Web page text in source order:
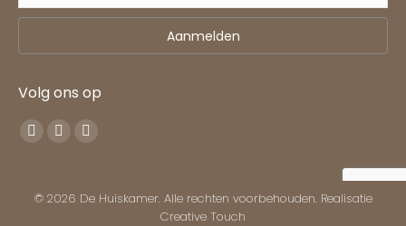
Volg ons op
Vind ons op:
Facebook
opens
PinterestInstagram
© 2026 De Huiskamer. Alle rechten voorbehouden. Realisatie
Creative Touch